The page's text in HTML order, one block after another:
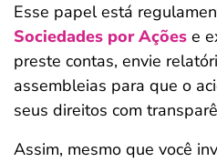
Esse papel está
Sociedades por Ações e
preste contas, envie
assembleias para que o
seus direitos com
Assim, mesmo que você